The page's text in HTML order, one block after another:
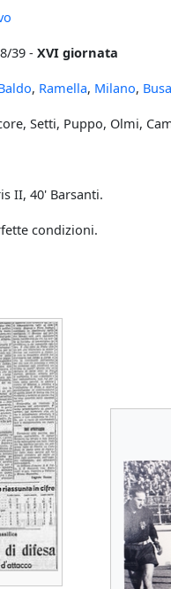
39 - XVI giornata
, Ramella, Milano,
Setti, Puppo, Olmi,
II, 40' Barsanti.
condizioni.